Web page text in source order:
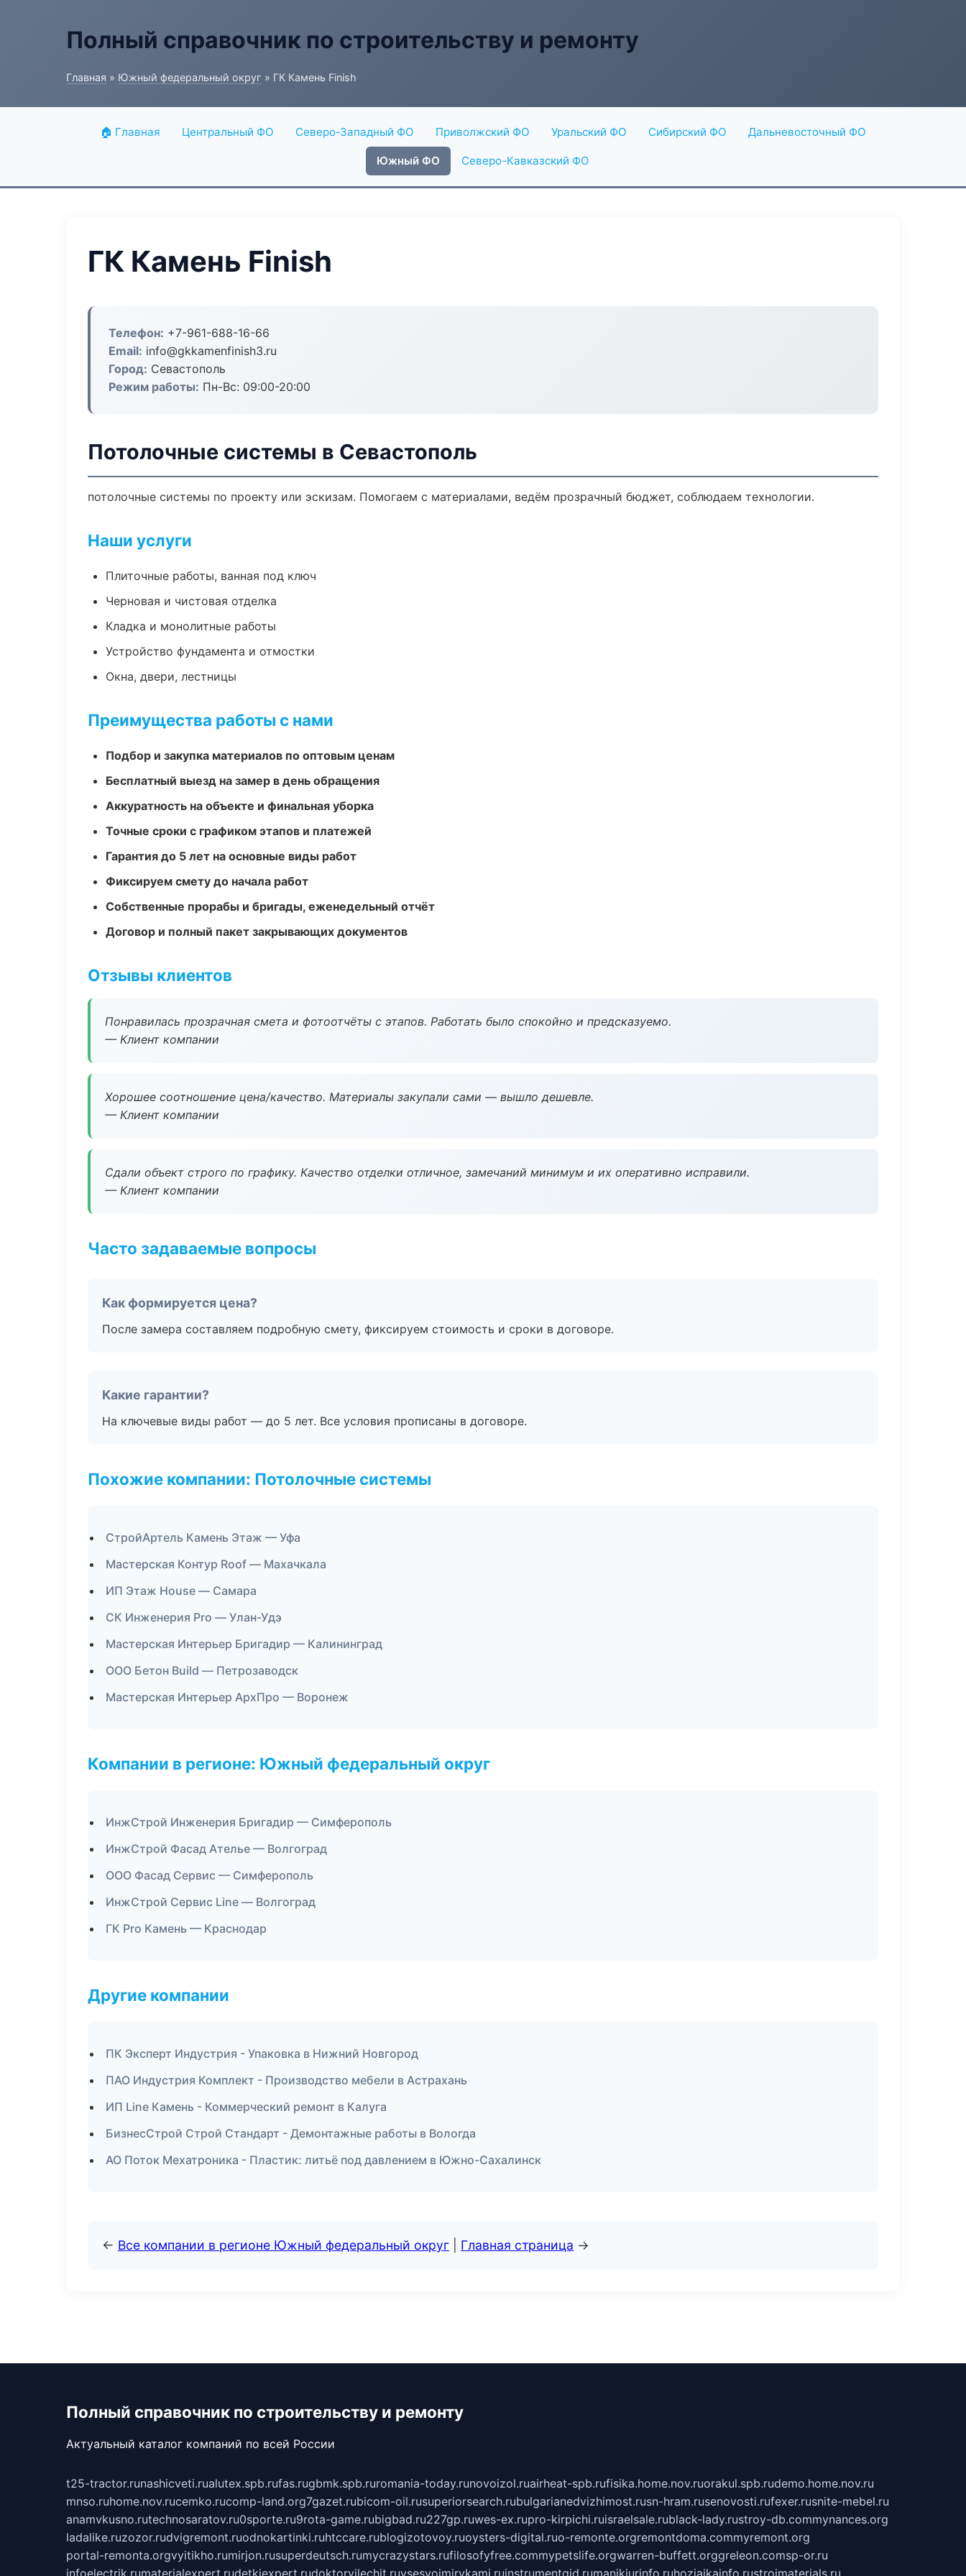
Полный справочник по строительству и ремонту
Главная » Южный федеральный округ » ГК Камень Finish
🏠 Главная Центральный ФО Северо-Западный ФО Приволжский ФО Уральский ФО Сибирский ФО Дальневосточный ФО
Южный ФО Северо-Кавказский ФО
ГК Камень Finish
Телефон: +7-961-688-16-66
Email: info@gkkamenfinish3.ru
Город: Севастополь
Режим работы: Пн-Вс: 09:00-20:00
Потолочные системы в Севастополь
потолочные системы по проекту или эскизам. Помогаем с материалами, ведём прозрачный бюджет, соблюдаем технологии.
Наши услуги
Плиточные работы, ванная под ключ
Черновая и чистовая отделка
Кладка и монолитные работы
Устройство фундамента и отмостки
Окна, двери, лестницы
Преимущества работы с нами
Подбор и закупка материалов по оптовым ценам
Бесплатный выезд на замер в день обращения
Аккуратность на объекте и финальная уборка
Точные сроки с графиком этапов и платежей
Гарантия до 5 лет на основные виды работ
Фиксируем смету до начала работ
Собственные прорабы и бригады, еженедельный отчёт
Договор и полный пакет закрывающих документов
Отзывы клиентов
Понравилась прозрачная смета и фотоотчёты с этапов. Работать было спокойно и предсказуемо.
— Клиент компании
Хорошее соотношение цена/качество. Материалы закупали сами — вышло дешевле.
— Клиент компании
Сдали объект строго по графику. Качество отделки отличное, замечаний минимум и их оперативно исправили.
— Клиент компании
Часто задаваемые вопросы
Как формируется цена?
После замера составляем подробную смету, фиксируем стоимость и сроки в договоре.
Какие гарантии?
На ключевые виды работ — до 5 лет. Все условия прописаны в договоре.
Похожие компании: Потолочные системы
СтройАртель Камень Этаж — Уфа
Мастерская Контур Roof — Махачкала
ИП Этаж House — Самара
СК Инженерия Pro — Улан-Удэ
Мастерская Интерьер Бригадир — Калининград
ООО Бетон Build — Петрозаводск
Мастерская Интерьер АрхПро — Воронеж
Компании в регионе: Южный федеральный округ
ИнжСтрой Инженерия Бригадир — Симферополь
ИнжСтрой Фасад Ателье — Волгоград
ООО Фасад Сервис — Симферополь
ИнжСтрой Сервис Line — Волгоград
ГК Pro Камень — Краснодар
Другие компании
ПК Эксперт Индустрия - Упаковка в Нижний Новгород
ПАО Индустрия Комплект - Производство мебели в Астрахань
ИП Line Камень - Коммерческий ремонт в Калуга
БизнесСтрой Строй Стандарт - Демонтажные работы в Вологда
АО Поток Мехатроника - Пластик: литьё под давлением в Южно-Сахалинск
← Все компании в регионе Южный федеральный округ Главная страница →
Полный справочник по строительству и ремонту
Актуальный каталог компаний по всей России
t25-tractor.runashicveti.rualutex.spb.rufas.rugbmk.spb.ruromania-today.runovoizol.ruairheat-spb.rufisika.home.nov.ruorakul.spb.rudemo.home.nov.ru
mnso.ruhome.nov.rucemko.rucomp-land.org7gazet.rubicom-oil.rusuperiorsearch.rubulgarianedvizhimost.rusn-hram.rusenovosti.rufexer.rusnite-mebel.ru
anamvkusno.rutechnosaratov.ru0sporte.ru9rota-game.rubigbad.ru227gp.ruwes-ex.rupro-kirpichi.ruisraelsale.rublack-lady.rustroy-db.commynances.org
ladalike.ruzozor.rudvigremont.ruodnokartinki.ruhtccare.rublogizotovoy.ruoysters-digital.ruo-remonte.orgremontdoma.commyremont.org
portal-remonta.orgvyitikho.rumirjon.rusuperdeutsch.rumycrazystars.rufilosofyfree.commypetslife.orgwarren-buffett.orggreleon.comsp-or.ru
infoelectrik.rumaterialexpert.rudetkiexpert.rudoktorvilechit.ruvsesvoimirykami.ruinstrumentgid.rumanikjurinfo.ruhozjajkainfo.rustroimaterials.ru